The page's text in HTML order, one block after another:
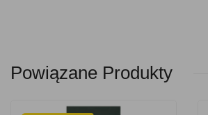
Powiązane Produkty